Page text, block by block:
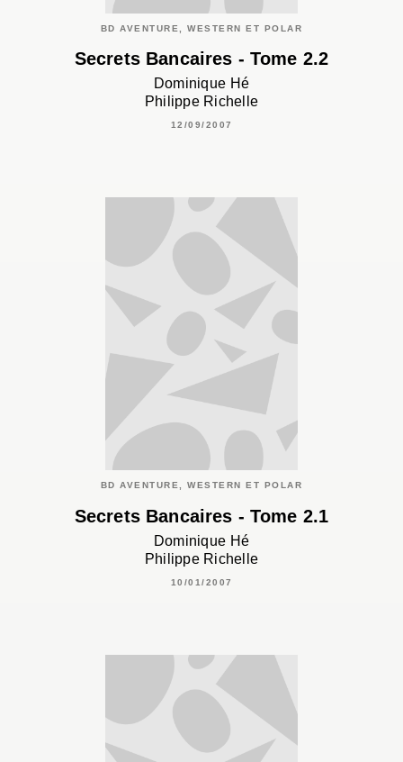
BD AVENTURE, WESTERN ET POLAR
Secrets Bancaires - Tome 2.2
Dominique Hé
Philippe Richelle
12/09/2007
BD AVENTURE, WESTERN ET POLAR
Secrets Bancaires - Tome 2.1
Dominique Hé
Philippe Richelle
10/01/2007